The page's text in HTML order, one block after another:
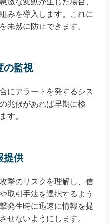
激な変動が生じた場合、
みを導入します。これに
未然に防止できます。
の監視
にアラートを発するシス
兆候があれば早期に検
す。
提供
撃のリスクを理解し、信
取引手法を選択するよう
発生時に迅速に情報を提
せないようにします。